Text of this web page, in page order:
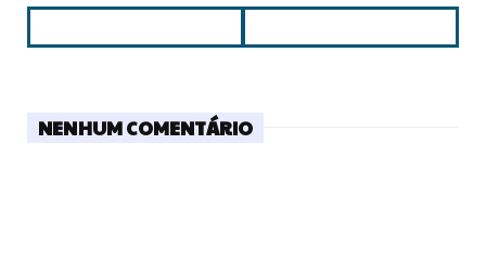
NENHUM COMENTÁRIO